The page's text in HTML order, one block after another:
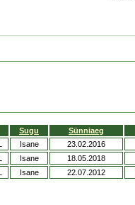
Sugu Sünniaeg
Isane 23.02.2016
Isane 18.05.2018
Isane 22.07.2012